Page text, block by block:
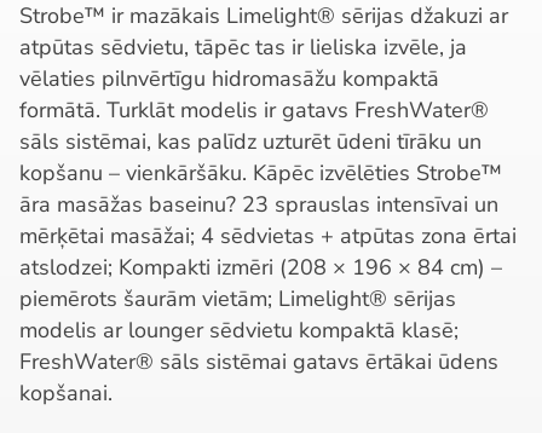
Strobe™ ir mazākais Limelight® sērijas džakuzi ar
atpūtas sēdvietu, tāpēc tas ir lieliska izvēle, ja
vēlaties pilnvērtīgu hidromasāžu kompaktā
formātā. Turklāt modelis ir gatavs FreshWater®
sāls sistēmai, kas palīdz uzturēt ūdeni tīrāku un
kopšanu – vienkāršāku. Kāpēc izvēlēties Strobe™
āra masāžas baseinu? 23 sprauslas intensīvai un
mērķētai masāžai; 4 sēdvietas + atpūtas zona ērtai
atslodzei; Kompakti izmēri (208 × 196 × 84 cm) –
piemērots šaurām vietām; Limelight® sērijas
modelis ar lounger sēdvietu kompaktā klasē;
FreshWater® sāls sistēmai gatavs ērtākai ūdens
kopšanai.